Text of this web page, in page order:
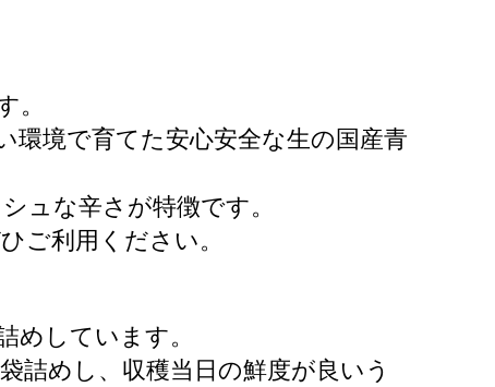
。
環境で育てた安心安全な生の国産青
ュな辛さが特徴です。
ご利用ください。
めしています。
詰めし、収穫当日の鮮度が良いう